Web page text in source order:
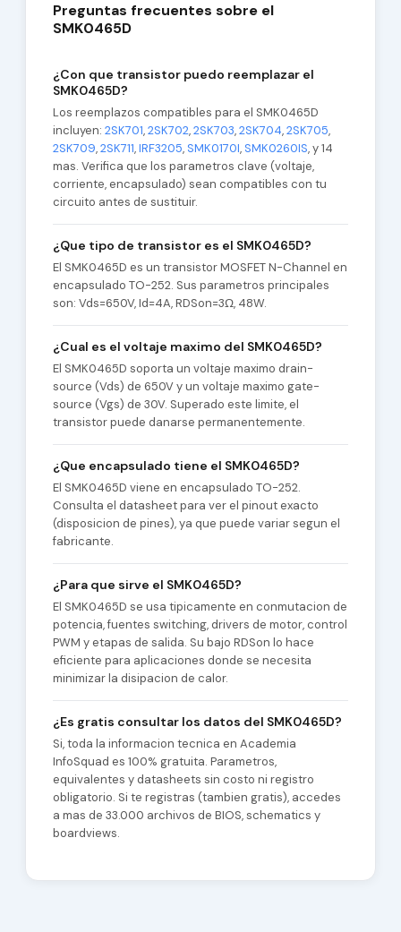
Preguntas frecuentes sobre el
SMK0465D
¿Con que transistor puedo reemplazar el
SMK0465D?
Los reemplazos compatibles para el SMK0465D
incluyen: 2SK701,2SK702,2SK703,2SK704,2SK705,
2SK709,2SK711,IRF3205, SMK0170I, SMK0260IS, y 14
mas. Verifica que los parametros clave (voltaje,
corriente, encapsulado) sean compatibles con tu
circuito antes de sustituir.
¿Que tipo de transistor es el SMK0465D?
El SMK0465D es un transistor MOSFET N-Channel en
encapsulado TO-252. Sus parametros principales
son: Vds=650V, Id=4A, RDSon=3Ω, 48W.
¿Cual es el voltaje maximo del SMK0465D?
El SMK0465D soporta un voltaje maximo drain-
source (Vds) de 650V y un voltaje maximo gate-
source (Vgs) de 30V. Superado este limite, el
transistor puede danarse permanentemente.
¿Que encapsulado tiene el SMK0465D?
El SMK0465D viene en encapsulado TO-252.
Consulta el datasheet para ver el pinout exacto
(disposicion de pines), ya que puede variar segun el
fabricante.
¿Para que sirve el SMK0465D?
El SMK0465D se usa tipicamente en conmutacion de
potencia, fuentes switching, drivers de motor, control
PWM y etapas de salida. Su bajo RDSon lo hace
eficiente para aplicaciones donde se necesita
minimizar la disipacion de calor.
¿Es gratis consultar los datos del SMK0465D?
Si, toda la informacion tecnica en Academia
InfoSquad es 100% gratuita. Parametros,
equivalentes y datasheets sin costo ni registro
obligatorio. Si te registras (tambien gratis), accedes
a mas de 33.000 archivos de BIOS, schematics y
boardviews.